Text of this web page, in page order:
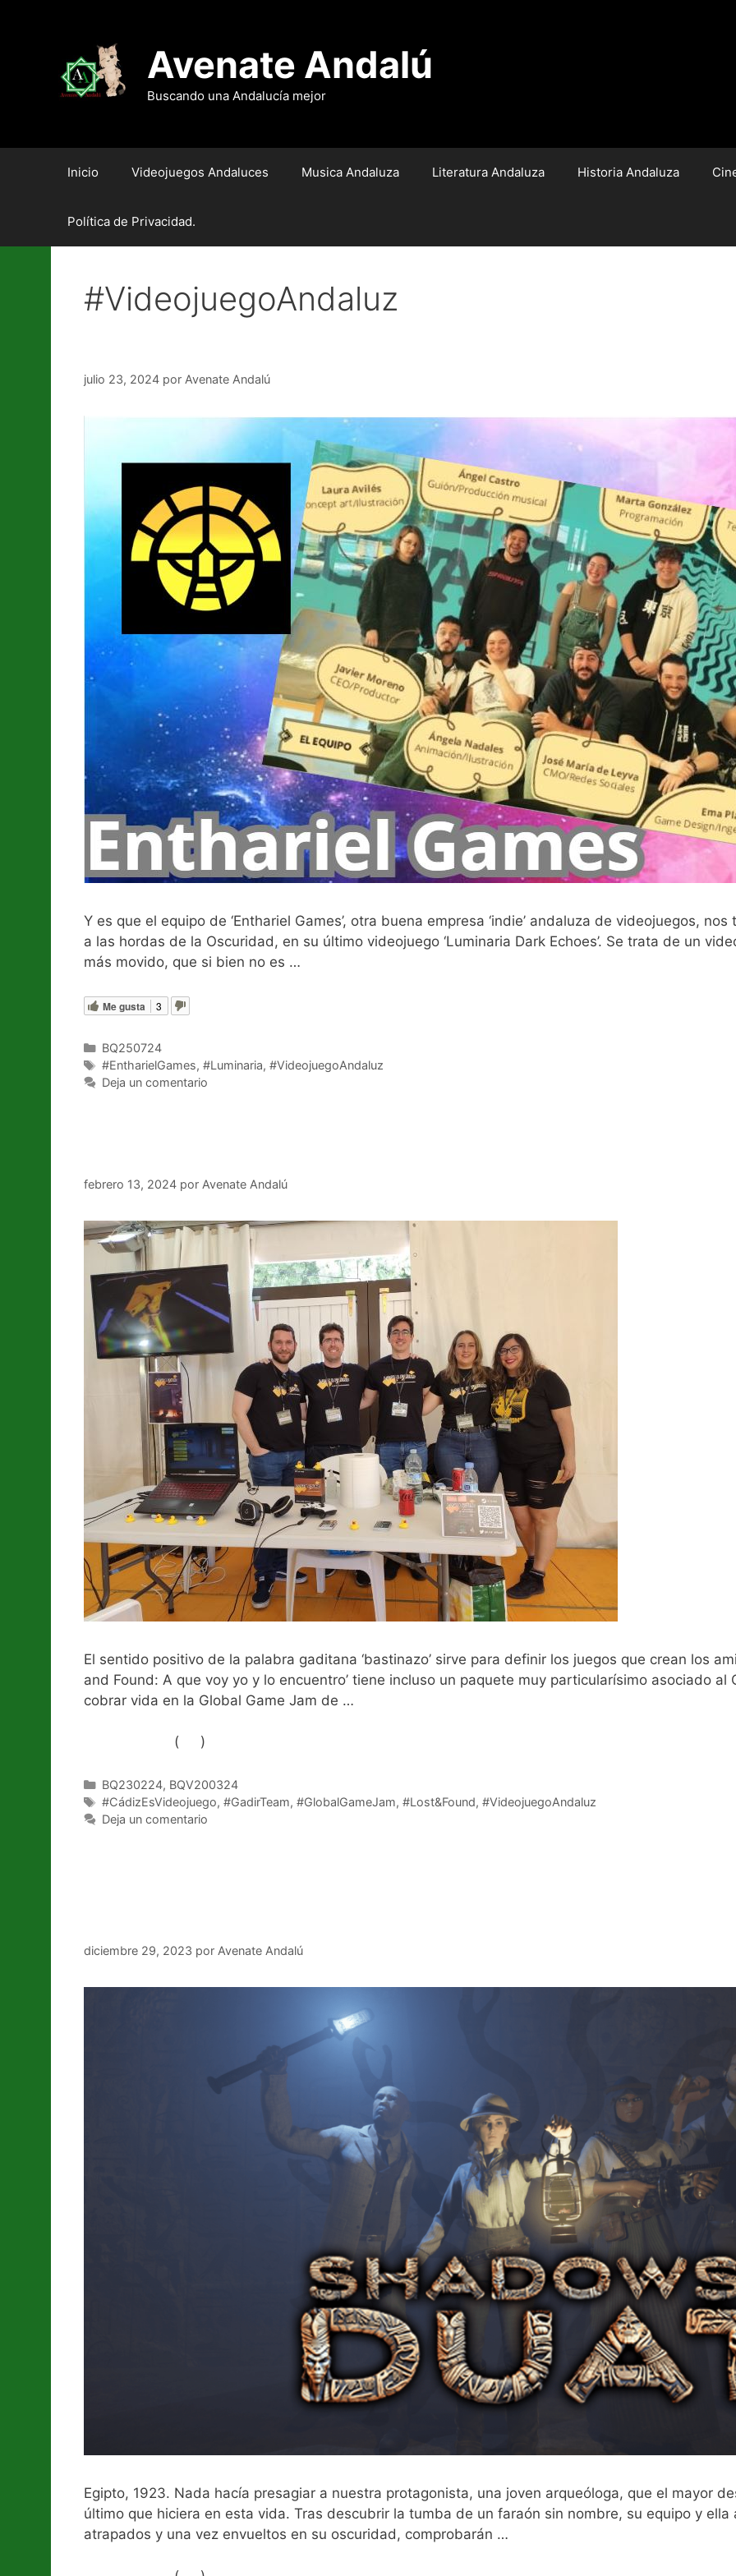
Avenate Andalú
Buscando una Andalucía mejor
Inicio Videojuegos Andaluces Musica Andaluza Literatura Andaluza Historia Andaluza
Política de Privacidad.
#VideojuegoAndaluz
julio 23, 2024 por Avenate Andalú
Y es que el equipo de ‘Enthariel Games’, otra buena empresa ‘indie’ andaluza de videojuegos,
a las hordas de la Oscuridad, en su último videojuego ‘Luminaria Dark Echoes’. Se trata de un
más movido, que si bien no es …
Me gusta 3
Categorías
BQ250724
Etiquetas
#EntharielGames, #Luminaria, #VideojuegoAndaluz
Deja un comentario
febrero 13, 2024 por Avenate Andalú
El sentido positivo de la palabra gaditana ‘bastinazo’ sirve para definir los juegos que crean los
and Found: A que voy yo y lo encuentro’ tiene incluso un paquete muy particularísimo asociado al
cobrar vida en la Global Game Jam de …
( )
Categorías
BQ230224, BQV200324
Etiquetas
#CádizEsVideojuego, #GadirTeam, #GlobalGameJam, #Lost&Found, #VideojuegoAndaluz
Deja un comentario
diciembre 29, 2023 por Avenate Andalú
Egipto, 1923. Nada hacía presagiar a nuestra protagonista, una joven arqueóloga, que el mayor
último que hiciera en esta vida. Tras descubrir la tumba de un faraón sin nombre, su equipo y
atrapados y una vez envueltos en su oscuridad, comprobarán …